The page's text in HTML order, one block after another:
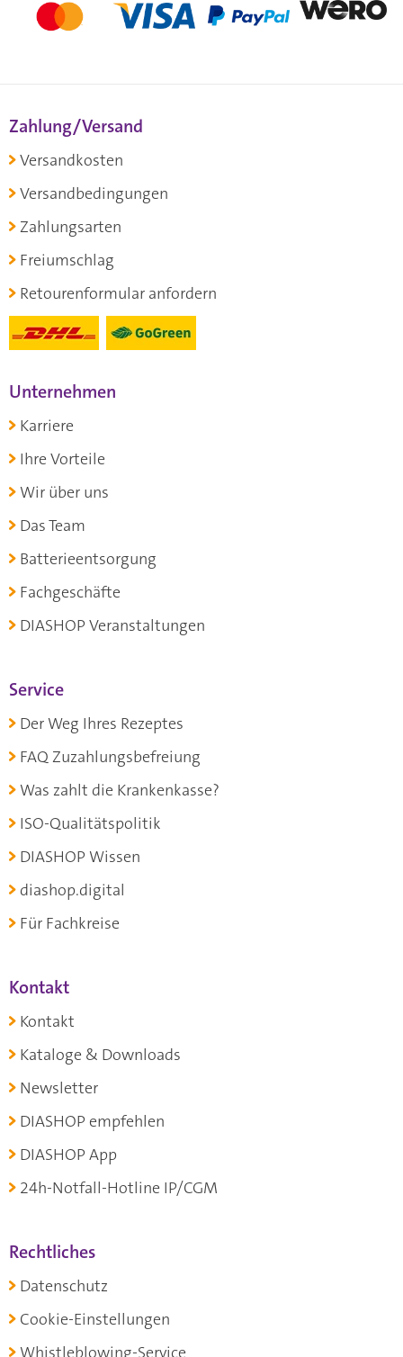
Zahlung/Versand
Versandkosten
Versandbedingungen
Zahlungsarten
Freiumschlag
Retourenformular anfordern
Unternehmen
Karriere
Ihre Vorteile
Wir über uns
Das Team
Batterieentsorgung
Fachgeschäfte
DIASHOP Veranstaltungen
Service
Der Weg Ihres Rezeptes
FAQ Zuzahlungsbefreiung
Was zahlt die Krankenkasse?
ISO-Qualitätspolitik
DIASHOP Wissen
diashop.digital
Für Fachkreise
Kontakt
Kontakt
Kataloge & Downloads
Newsletter
DIASHOP empfehlen
DIASHOP App
24h-Notfall-Hotline IP/CGM
Rechtliches
Datenschutz
Cookie-Einstellungen
Whistleblowing-Service